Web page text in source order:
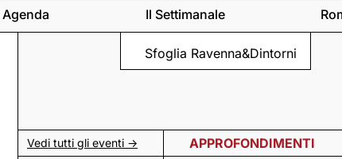
Agenda Il Settimanale
Sfoglia Ravenna&Dintorni
Vedi tutti gli eventi -> APPROFONDIMENTI